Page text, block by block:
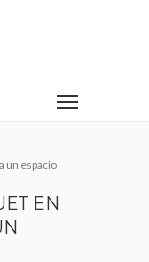
un espacio
EN